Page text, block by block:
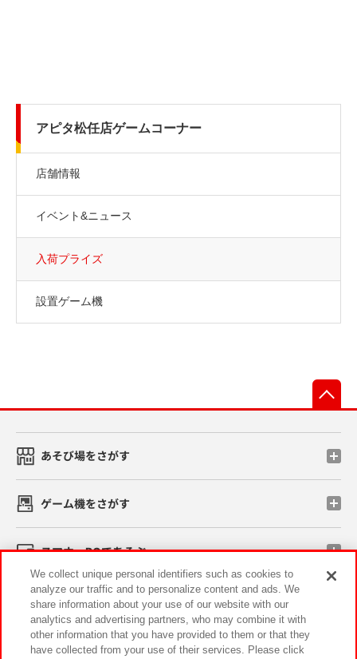
アピタ松任店ゲームコーナー
店舗情報
イベント&ニュース
入荷プライズ
設置ゲーム機
あそび場をさがす
ゲーム機をさがす
スマホ・PCであそぶ
イベント・キャンペーン
We collect unique personal identifiers such as cookies to
analyze our traffic and to personalize content and ads. We
share information about your use of our website with our
analytics and advertising partners, who may combine it with
other information that you have provided to them or that they
have collected from your use of their services. Please click